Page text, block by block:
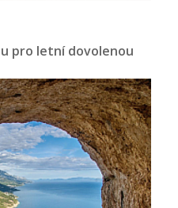
pro letní dovolenou